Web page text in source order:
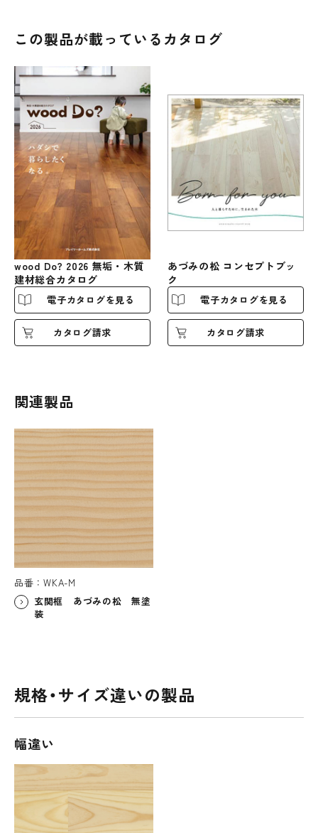
この製品が載っているカタログ
wood Do? 2026 無垢・木質
建材総合カタログ
電子カタログを見る
カタログ請求
あづみの松 コンセプトブッ
ク
電子カタログを見る
カタログ請求
関連製品
品番：WKA-M
玄関框 あづみの松 無塗
装
規格・サイズ違いの製品
幅違い